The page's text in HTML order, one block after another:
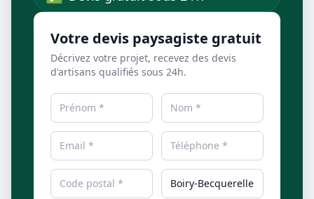
Votre devis paysagiste gratuit
Décrivez votre projet, recevez des devis
d'artisans qualifiés sous 24h.